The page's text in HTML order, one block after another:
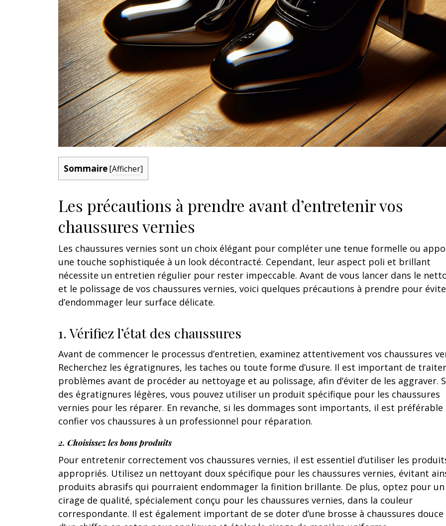
Sommaire[Afficher]
Les précautions à prendre avant d’entretenir vos
chaussures vernies
Les chaussures vernies sont un choix élégant pour compléter une tenue formelle ou
une touche sophistiquée à un look décontracté. Cependant, leur aspect poli et brillant
nécessite un entretien régulier pour rester impeccable. Avant de vous lancer dans le
et le polissage de vos chaussures vernies, voici quelques précautions à prendre pour
d’endommager leur surface délicate.
1. Vérifiez l’état des chaussures
Avant de commencer le processus d’entretien, examinez attentivement vos chaussures
Recherchez les égratignures, les taches ou toute forme d’usure. Il est important de
problèmes avant de procéder au nettoyage et au polissage, afin d’éviter de les aggraver.
des égratignures légères, vous pouvez utiliser un produit spécifique pour les chaussures
vernies pour les réparer. En revanche, si les dommages sont importants, il est préférable
confier vos chaussures à un professionnel pour réparation.
2. Choisissez les bons produits
Pour entretenir correctement vos chaussures vernies, il est essentiel d’utiliser les
appropriés. Utilisez un nettoyant doux spécifique pour les chaussures vernies, évitant
produits abrasifs qui pourraient endommager la finition brillante. De plus, optez pour un
cirage de qualité, spécialement conçu pour les chaussures vernies, dans la couleur
correspondante. Il est également important de se doter d’une brosse à chaussures douce